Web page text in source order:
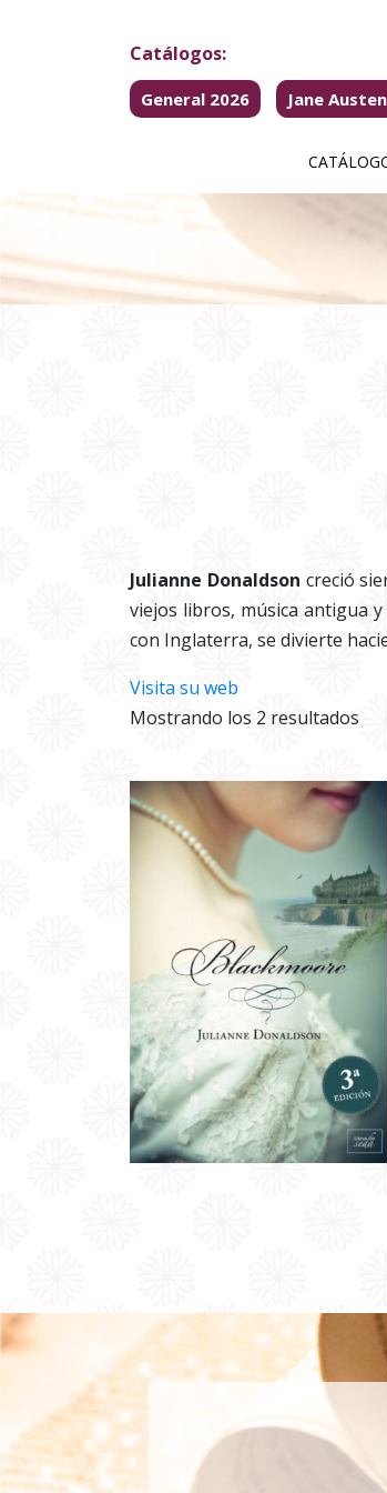
Catálogos:
General 2026 Jane
Julianne Donaldson creció
viejos libros, música antigua
con Inglaterra, se divierte
Visita su web
Mostrando los 2 resultados
los